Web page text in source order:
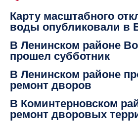
Карту масштабного
воды опубликовали в
В Ленинском районе
прошел субботник
В Ленинском районе
ремонт дворов
В Коминтерновском
ремонт дворовых